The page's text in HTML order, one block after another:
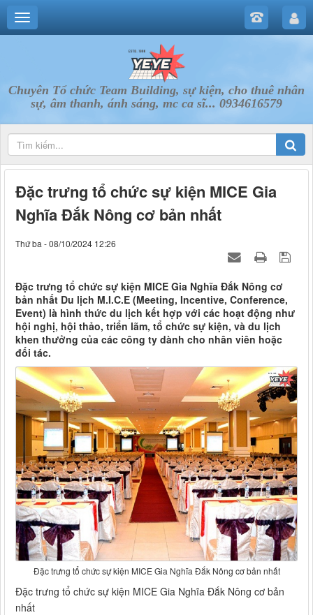
Chuyên Tổ chức Team Building, sự kiện, cho thuê nhân
sự, âm thanh, ánh sáng, mc ca sĩ... 0934616579
Đặc trưng tổ chức sự kiện MICE Gia
Nghĩa Đắk Nông cơ bản nhất
Thứ ba - 08/10/2024 12:26
Đặc trưng tổ chức sự kiện MICE Gia Nghĩa Đắk Nông cơ
bản nhất Du lịch M.I.C.E (Meeting, Incentive, Conference,
Event) là hình thức du lịch kết hợp với các hoạt động như
hội nghị, hội thảo, triển lãm, tổ chức sự kiện, và du lịch
khen thưởng của các công ty dành cho nhân viên hoặc
đối tác.
Đặc trưng tổ chức sự kiện MICE Gia Nghĩa Đắk Nông cơ bản nhất
Đặc trưng tổ chức sự kiện MICE Gia Nghĩa Đắk Nông cơ bản
nhất